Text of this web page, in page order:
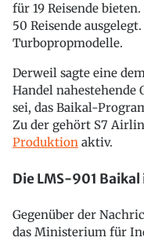
für 19 Reisende
50 Reisende
Turbopropmodelle.
Derweil sagte eine
Handel nahestehende
sei, das Baikal-
Zu der gehört S7
Produktion aktiv.
Die LMS-901
Gegenüber der
das Ministerium für